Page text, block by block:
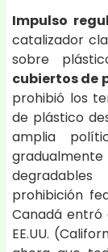
Impulso
catalizador
sobre
cubiertos de
prohibió los
de plástico
amplia
prohibición
Canadá entró
EE.UU.